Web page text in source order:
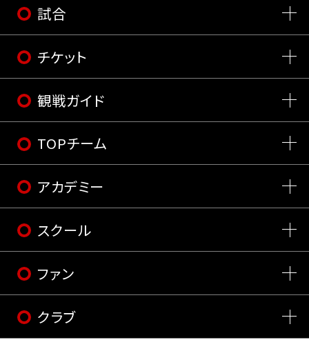
試合
チケット
観戦ガイド
TOPチーム
アカデミー
スクール
ファン
クラブ